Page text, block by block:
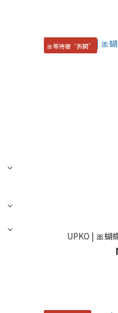
🎀等待被“拆開”
UPKO | 🎀蝴